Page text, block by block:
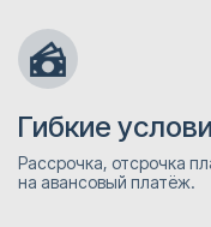
Гибкие
Рассрочка, отсрочка
на авансовый платёж.